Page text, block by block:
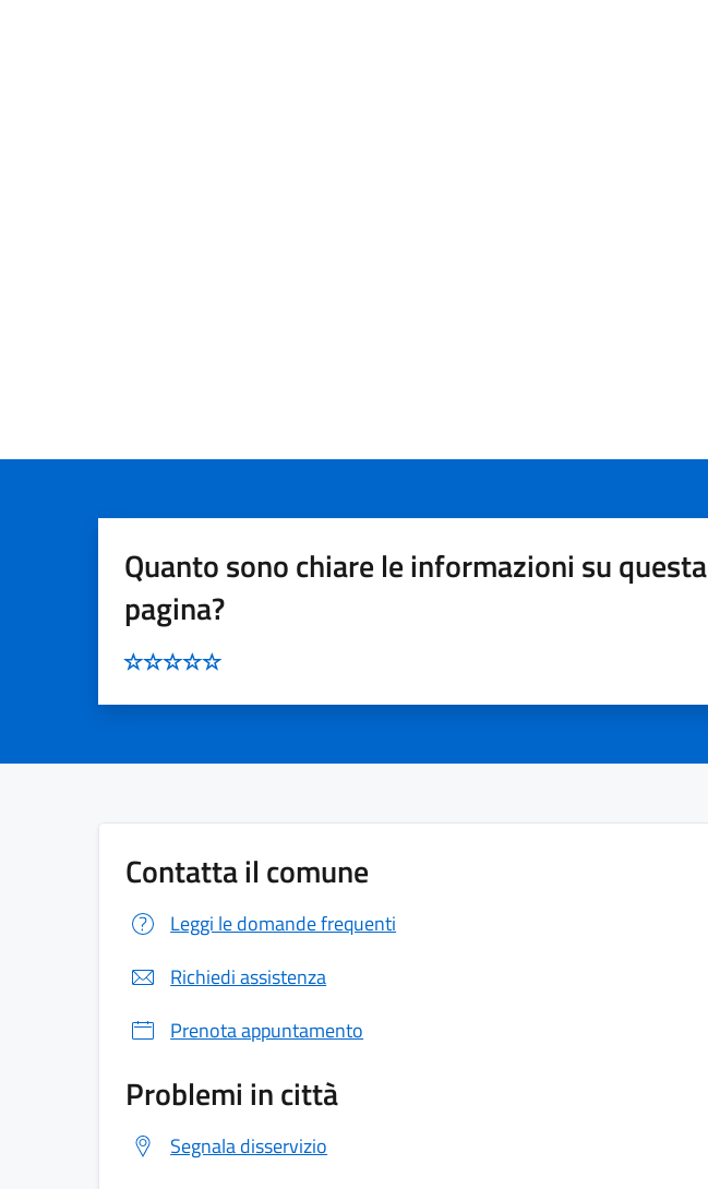
Quanto sono chiare le informazioni su questa
pagina?
Contatta il comune
Leggi le domande frequenti
Richiedi assistenza
Prenota appuntamento
Problemi in città
Segnala disservizio